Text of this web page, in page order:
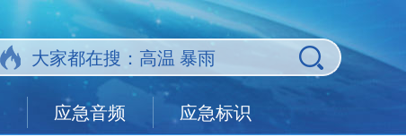
应急音频 应急标识